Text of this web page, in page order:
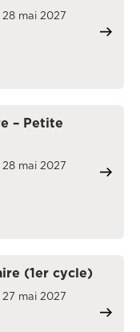
mai 2027
– Petite
mai 2027
(1er cycle)
mai 2027